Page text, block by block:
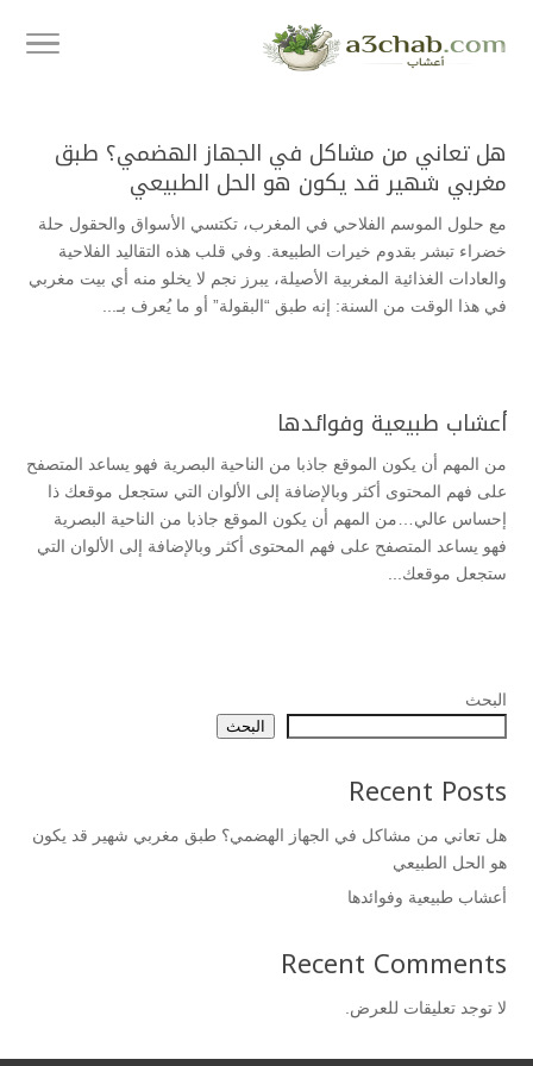
هل تعاني من مشاكل في الجهاز الهضمي؟ طبق
مغربي شهير قد يكون هو الحل الطبيعي
مع حلول الموسم الفلاحي في المغرب، تكتسي الأسواق والحقول حلة
خضراء تبشر بقدوم خيرات الطبيعة. وفي قلب هذه التقاليد الفلاحية
والعادات الغذائية المغربية الأصيلة، يبرز نجم لا يخلو منه أي بيت مغربي
في هذا الوقت من السنة: إنه طبق “البقولة” أو ما يُعرف بـ...
أعشاب طبيعية وفوائدها
من المهم أن يكون الموقع جاذبا من الناحية البصرية فهو يساعد المتصفح
على فهم المحتوى أكثر وبالإضافة إلى الألوان التي ستجعل موقعك ذا
إحساس عالي…من المهم أن يكون الموقع جاذبا من الناحية البصرية
فهو يساعد المتصفح على فهم المحتوى أكثر وبالإضافة إلى الألوان التي
ستجعل موقعك...
البحث
البحث
Recent Posts
هل تعاني من مشاكل في الجهاز الهضمي؟ طبق مغربي شهير قد يكون
هو الحل الطبيعي
أعشاب طبيعية وفوائدها
Recent Comments
لا توجد تعليقات للعرض.